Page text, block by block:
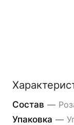
Состав —
Упаковка —